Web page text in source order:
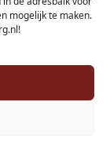
mogelijk te maken.